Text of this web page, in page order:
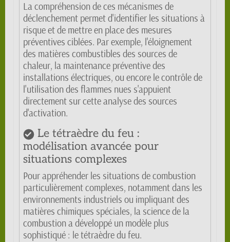
La compréhension de ces mécanismes de
déclenchement permet d'identifier les situations à
risque et de mettre en place des mesures
préventives ciblées. Par exemple, l'éloignement
des matières combustibles des sources de
chaleur, la maintenance préventive des
installations électriques, ou encore le contrôle de
l'utilisation des flammes nues s'appuient
directement sur cette analyse des sources
d'activation.
Le tétraèdre du feu :
modélisation avancée pour
situations complexes
Pour appréhender les situations de combustion
particulièrement complexes, notamment dans les
environnements industriels ou impliquant des
matières chimiques spéciales, la science de la
combustion a développé un modèle plus
sophistiqué : le tétraèdre du feu.